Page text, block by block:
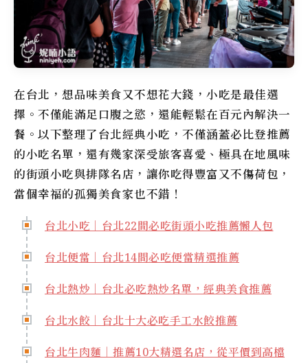
在台北，想品味美食又不想花大錢，小吃是最佳選
擇。不僅能滿足口腹之慾，還能輕鬆在百元內解決一
餐。以下整理了台北經典小吃，不僅涵蓋必比登推薦
的小吃名單，還有幾家深受旅客喜愛、極具在地風味
的街頭小吃與排隊名店，讓你吃得豐富又不傷荷包，
當個幸福的孤獨美食家也不錯！
台北小吃｜台北22間必吃街頭小吃推薦懶人包
台北便當｜台北14間必吃便當精選推薦
台北熱炒｜台北必吃熱炒名單，經典美食推薦
台北水餃｜台北十大必吃手工水餃推薦
台北牛肉麵｜推薦10大精選名店，從平價到高檔